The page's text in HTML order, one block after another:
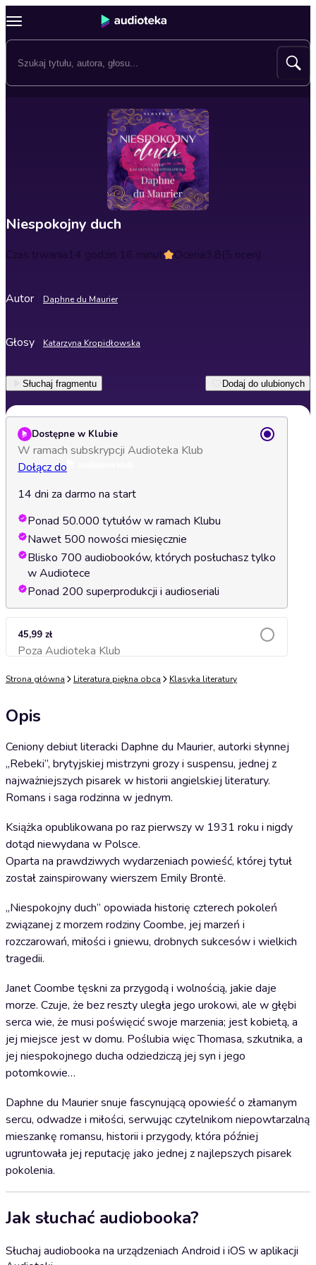
Niespokojny duch
Czas trwania14 godzin 16 minut Ocena3.8(5 ocen)
Autor Daphne du Maurier
Głosy Katarzyna Kropidłowska
Słuchaj fragmentu Dodaj do ulubionych
Dostępne w Klubie
W ramach subskrypcji Audioteka Klub
Dołącz do
14 dni za darmo na start
Ponad 50.000 tytułów w ramach Klubu
Nawet 500 nowości miesięcznie
Blisko 700 audiobooków, których posłuchasz tylko
w Audiotece
Ponad 200 superprodukcji i audioseriali
45,99 zł
Poza Audioteka KlubDodaj do koszyka
Strona główna Literatura piękna obca Klasyka literatury
Opis
Ceniony debiut literacki Daphne du Maurier, autorki słynnej
„Rebeki”, brytyjskiej mistrzyni grozy i suspensu, jednej z
najważniejszych pisarek w historii angielskiej literatury.
Romans i saga rodzinna w jednym.
Książka opublikowana po raz pierwszy w 1931 roku i nigdy
dotąd niewydana w Polsce.
Oparta na prawdziwych wydarzeniach powieść, której tytuł
został zainspirowany wierszem Emily Brontë.
„Niespokojny duch” opowiada historię czterech pokoleń
związanej z morzem rodziny Coombe, jej marzeń i
rozczarowań, miłości i gniewu, drobnych sukcesów i wielkich
tragedii.
Janet Coombe tęskni za przygodą i wolnością, jakie daje
morze. Czuje, że bez reszty uległa jego urokowi, ale w głębi
serca wie, że musi poświęcić swoje marzenia; jest kobietą, a
jej miejsce jest w domu. Poślubia więc Thomasa, szkutnika, a
jej niespokojnego ducha odziedziczą jej syn i jego
potomkowie…
Daphne du Maurier snuje fascynującą opowieść o złamanym
sercu, odwadze i miłości, serwując czytelnikom niepowtarzalną
mieszankę romansu, historii i przygody, która później
ugruntowała jej reputację jako jednej z najlepszych pisarek
pokolenia.
Jak słuchać audiobooka?
Słuchaj audiobooka na urządzeniach Android i iOS w aplikacji